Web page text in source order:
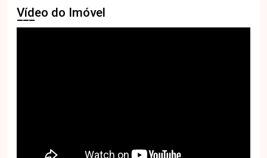
Vídeo do Imóvel